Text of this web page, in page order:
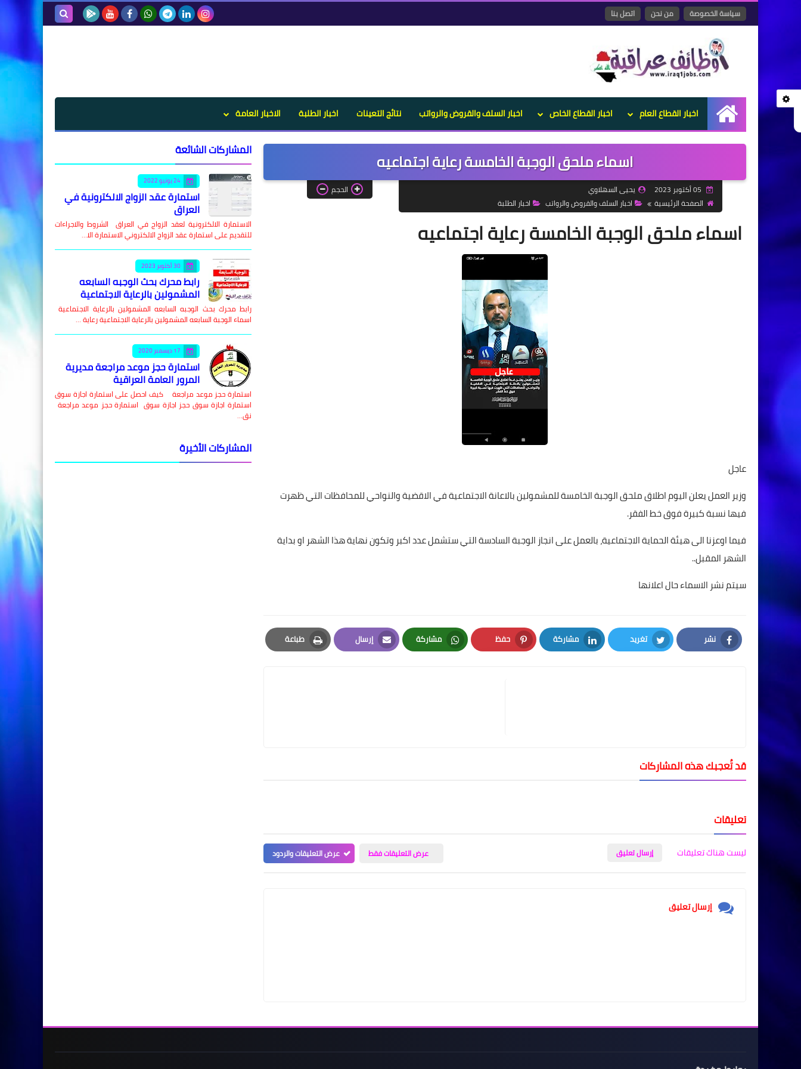
سياسة الخصوصة من نحن اتصل بنا
الرئيسية
اخبار القطاع العام اخبار القطاع الخاص اخبار السلف والقروض والرواتب نتائج التعينات اخبار الطلبة الاخبار العامة
اسماء ملحق الوجبة الخامسة رعاية اجتماعيه
يحيى السهلاوي
الصفحة الرئيسية
اخبار السلف والقروض والرواتب اخبار الطلبة
الحجم
اسماء ملحق الوجبة الخامسة رعاية اجتماعيه
عاجل
وزير العمل يعلن اليوم اطلاق ملحق الوجبة الخامسة للمشمولين بالاعانة الاجتماعية في الاقضية والنواحي للمحافظات التي ظهرت
فيها نسبة كبيرة فوق خط الفقر.
فيما اوعزنا الى هيئة الحماية الاجتماعية، بالعمل على انجاز الوجبة السادسة التي ستشمل عدد اكبر وتكون نهاية هذا الشهر او بداية
الشهر المقبل..
سيتم نشر الاسماء حال اعلانها
نشر
Facebook
تغريد
Twitter
مشاركة
LinkedIn
حفظ
Pinterest
مشاركة
Whatsapp
إرسال
Email
طباعة
Print
قد تُعجبك هذه المشاركات
تعليقات
ليست هناك تعليقات إرسال تعليق عرض التعليقات فقط عرض التعليقات والردود
إرسال تعليق
المشاركات الشائعة
24 يونيو 2022
استمارة عقد الزواج الالكترونية في
العراق
الاستمارة الالكترونية لعقد الزواج في العراق الشروط والاجراءات
للتقديم على استمارة عقد الزواج الالكتروني الاستمارة الا…
30 أكتوبر 2023
رابط محرك بحث الوجبه السابعه
المشمولين بالرعاية الاجتماعية
رابط محرك بحث الوجبه السابعه المشمولين بالرعاية الاجتماعية
اسماء الوجبة السابعه المشمولين بالرعاية الاجتماعية رعاية …
17 ديسمبر 2020
استمارة حجز موعد مراجعة مديرية
المرور العامة العراقية
استمارة حجز موعد مراجعة كيف احصل على استمارة اجازة سوق
استمارة اجازة سوق حجز اجازة سوق استمارة حجز موعد مراجعة
نق…
المشاركات الأخيرة